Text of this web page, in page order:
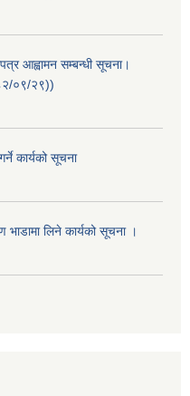
आह्वामन सम्बन्धी सूचना।
०९/२९))
कार्यको सूचना
भाडामा लिने कार्यको सूचना ।